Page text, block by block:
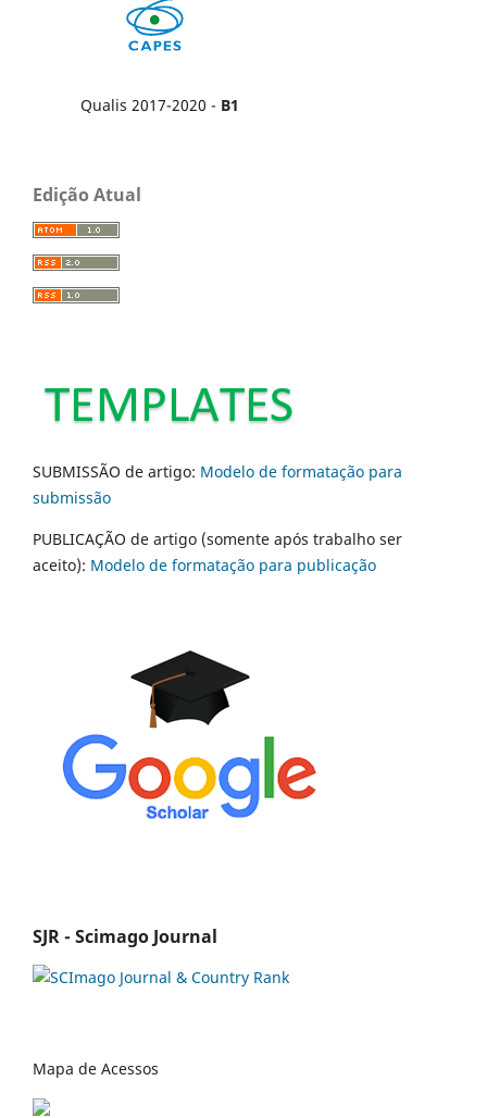
Qualis 2017-2020 - B1
Edição Atual
SUBMISSÃO de artigo: Modelo de formatação para
submissão
PUBLICAÇÃO de artigo (somente após trabalho ser
aceito): Modelo de formatação para publicação
SJR - Scimago Journal
Mapa de Acessos